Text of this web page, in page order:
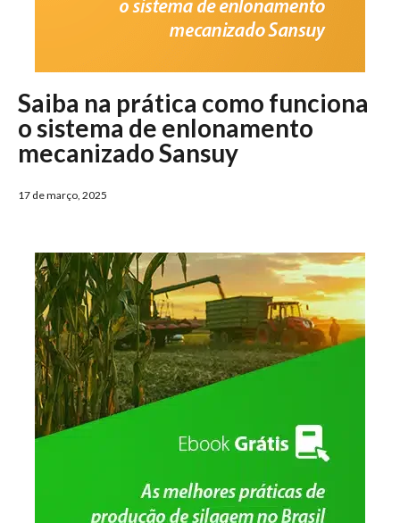
Saiba na prática como funciona
o sistema de enlonamento
mecanizado Sansuy
17 de março, 2025